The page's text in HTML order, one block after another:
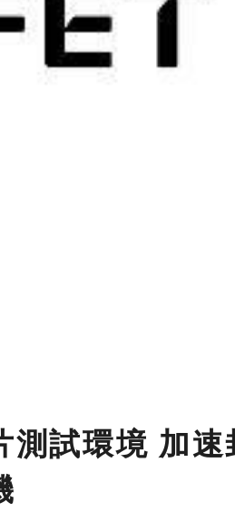
試環境 加速